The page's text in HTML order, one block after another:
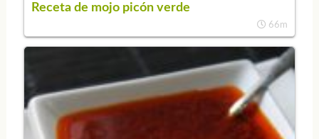
Receta de mojo picón verde
66m